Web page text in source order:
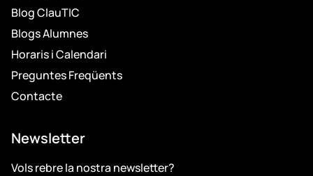
Blog ClauTIC
Blogs Alumnes
Horaris i Calendari
Preguntes Freqüents
Contacte
Newsletter
Vols rebre la nostra newsletter?